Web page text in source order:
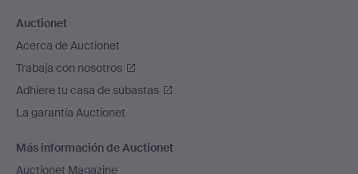
Auctionet
Acerca de Auctionet
Trabaja con nosotros
Adhiere tu casa de subastas
La garantía Auctionet
Más información de Auctionet
Auctionet Magazine